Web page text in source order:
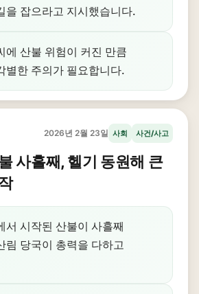
을 잡으라고 지시했습니다.
에 산불 위험이 커진 만큼
별한 주의가 필요합니다.
2026년 2월 23일 사회 사건/사고
사흘째, 헬기 동원해 큰
서 시작된 산불이 사흘째
림 당국이 총력을 다하고